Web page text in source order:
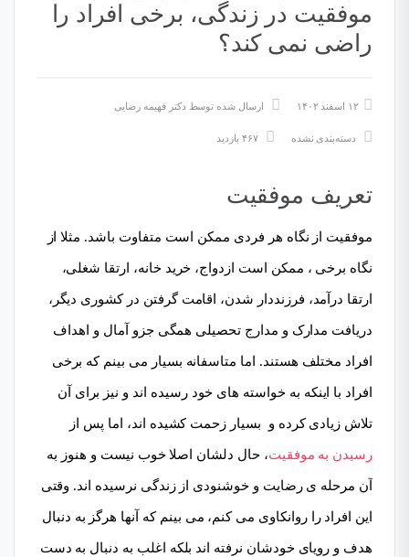
موفقیت در زندگی، برخی افراد را
راضی نمی کند؟
۱۲ اسفند ۱۴۰۲ ارسال شده توسط دکتر فهیمه رضایی
دسته‌بندی نشده ۴۶۷ بازدید
تعریف موفقیت
موفقیت از نگاه هر فردی ممکن است متفاوت باشد. مثلا از
نگاه برخی ، ممکن است ازدواج، خرید خانه، ارتقا شغلی،
ارتقا درآمد، فرزنددار شدن، اقامت گرفتن در کشوری دیگر،
دریافت مدارک و مدارج تحصیلی همگی جزو آمال و اهداف
افراد مختلف هستند. اما متاسفانه بسیار می بینم که برخی
افراد با اینکه به خواسته های خود رسیده اند و نیز برای آن
تلاش زیادی کرده و بسیار زحمت کشیده اند، اما پس از
رسیدن به موفقیت، حال دلشان اصلا خوب نیست و هنوز به
آن مرحله ی رضایت و خوشنودی از زندگی نرسیده اند. وقتی
این افراد را روانکاوی می کنم، می بینم که آنها هرگز به دنبال
هدف و رویای خودشان نرفته اند بلکه اغلب به دنبال به دست